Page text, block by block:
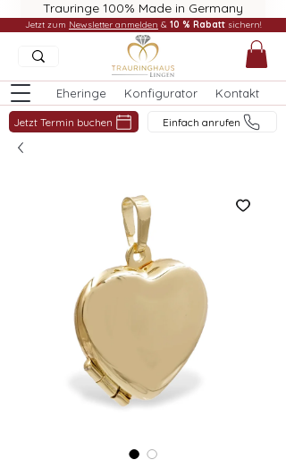
Trauringe 100% Made in Germany
Eheringe Konfigurator Kontakt
Jetzt Termin buchen Einfach anrufen
Jetzt zum Newsletter anmelden & 10 % Rabatt sichern!